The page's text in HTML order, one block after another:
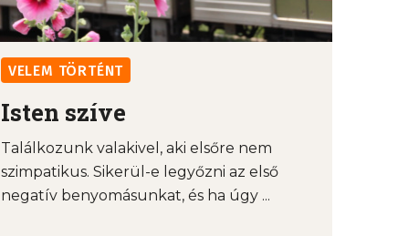
VELEM TÖRTÉNT
Isten szíve
Találkozunk valakivel, aki elsőre nem
szimpatikus. Sikerül-e legyőzni az első
negatív benyomásunkat, és ha úgy ...